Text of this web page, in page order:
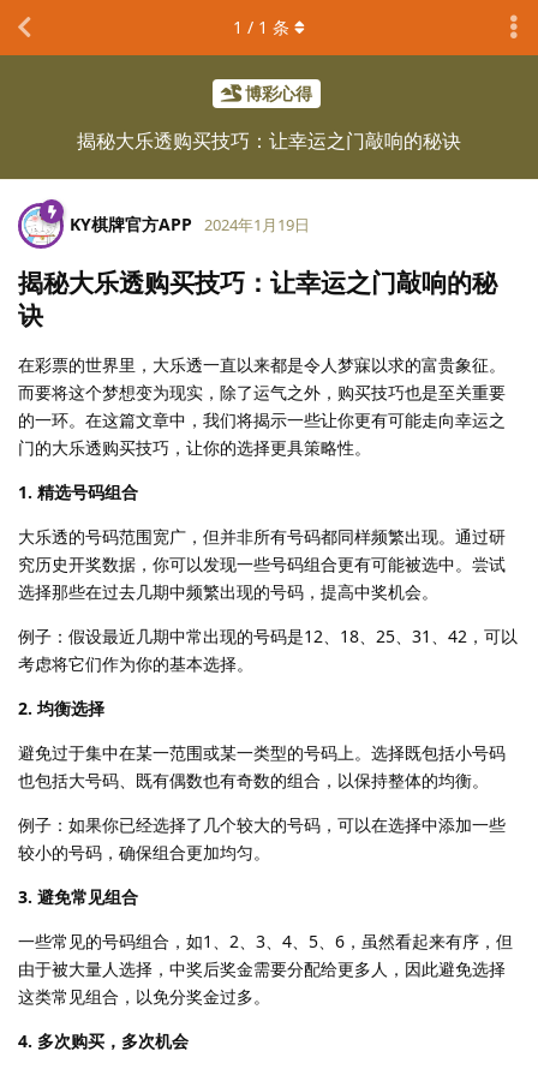
博彩心得
揭秘大乐透购买技巧：让幸运之门敲响的秘诀
1 / 1 条
KY棋牌官方APP 2024年1月19日
揭秘大乐透购买技巧：让幸运之门敲响的秘
诀
在彩票的世界里，大乐透一直以来都是令人梦寐以求的富贵象征。
而要将这个梦想变为现实，除了运气之外，购买技巧也是至关重要
的一环。在这篇文章中，我们将揭示一些让你更有可能走向幸运之
门的大乐透购买技巧，让你的选择更具策略性。
1. 精选号码组合
大乐透的号码范围宽广，但并非所有号码都同样频繁出现。通过研
究历史开奖数据，你可以发现一些号码组合更有可能被选中。尝试
选择那些在过去几期中频繁出现的号码，提高中奖机会。
例子：假设最近几期中常出现的号码是12、18、25、31、42，可以
考虑将它们作为你的基本选择。
2. 均衡选择
避免过于集中在某一范围或某一类型的号码上。选择既包括小号码
也包括大号码、既有偶数也有奇数的组合，以保持整体的均衡。
例子：如果你已经选择了几个较大的号码，可以在选择中添加一些
较小的号码，确保组合更加均匀。
3. 避免常见组合
一些常见的号码组合，如1、2、3、4、5、6，虽然看起来有序，但
由于被大量人选择，中奖后奖金需要分配给更多人，因此避免选择
这类常见组合，以免分奖金过多。
4. 多次购买，多次机会